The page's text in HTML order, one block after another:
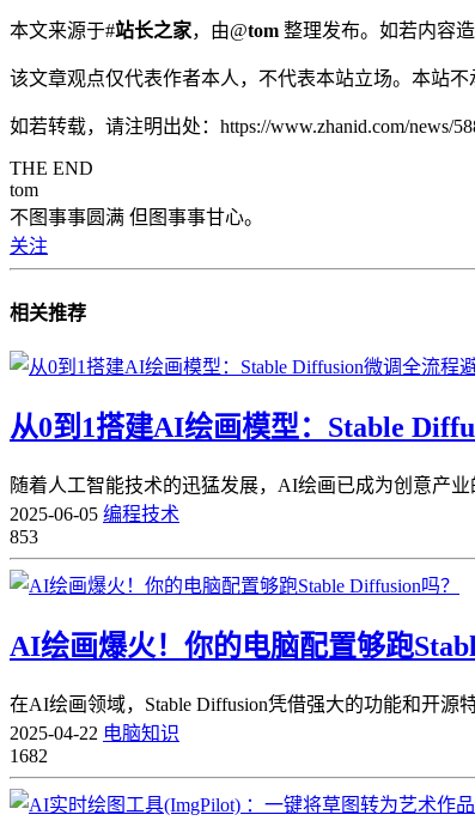
本文来源于#站长之家，由@tom 整理发布。如若内容
该文章观点仅代表作者本人，不代表本站立场。本站不
如若转载，请注明出处：https://www.zhanid.com/news/
THE END
tom
不图事事圆满 但图事事甘心。
关注
相关推荐
从0到1搭建AI绘画模型：Stable
随着人工智能技术的迅猛发展，AI绘画已成为创意产
2025-06-05 编程技术
853
AI绘画爆火！你的电脑配置够跑
在AI绘画领域，Stable Diffusion凭借强大的功能和开
2025-04-22 电脑知识
1682